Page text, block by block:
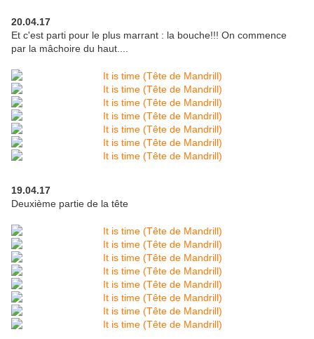
20.04.17
Et c'est parti pour le plus marrant : la bouche!!! On commence
par la mâchoire du haut....
19.04.17
Deuxième partie de la tête